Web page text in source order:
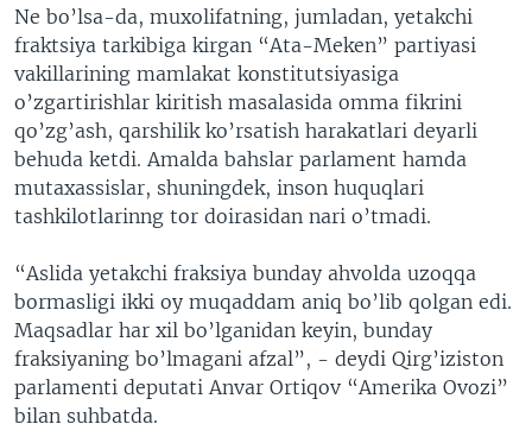
Ne bo’lsa-da, muxolifatning, jumladan, yetakchi
fraktsiya tarkibiga kirgan “Ata-Meken” partiyasi
vakillarining mamlakat konstitutsiyasiga
o’zgartirishlar kiritish masalasida omma fikrini
qo’zg’ash, qarshilik ko’rsatish harakatlari deyarli
behuda ketdi. Amalda bahslar parlament hamda
mutaxassislar, shuningdek, inson huquqlari
tashkilotlarinng tor doirasidan nari o’tmadi.
“Aslida yetakchi fraksiya bunday ahvolda uzoqqa
bormasligi ikki oy muqaddam aniq bo’lib qolgan edi.
Maqsadlar har xil bo’lganidan keyin, bunday
fraksiyaning bo’lmagani afzal”, - deydi Qirg’iziston
parlamenti deputati Anvar Ortiqov “Amerika Ovozi”
bilan suhbatda.